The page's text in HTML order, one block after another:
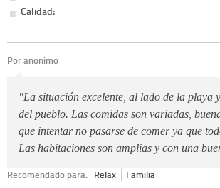
Calidad:
Por anonimo
"La situación excelente, al lado de la playa
del pueblo. Las comidas son variadas,
que intentar no pasarse de comer ya que
Las habitaciones son amplias y con una
Recomendado para: Relax Familia